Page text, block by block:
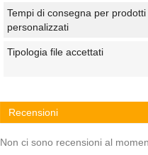
Tempi di consegna per prodotti
personalizzati
Tipologia file accettati
Recensioni
Non ci sono recensioni al